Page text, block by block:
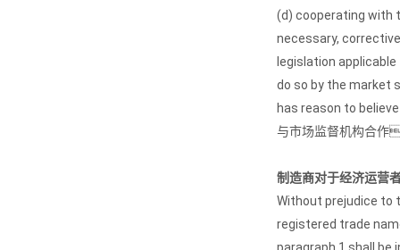
(d) cooperating with
necessary,
legislation
do so by the market
has reason to
与市场监督机构合
制造商对于经济运营
Without prejudice to
registered trade